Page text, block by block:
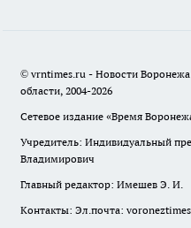
© vrntimes.ru - Новости
области, 2004-2026
Сетевое издание «Время
Учредитель: Индивидуальный
Владимирович
Главный редактор: Имешев Э. И.
Контакты: Эл.почта: